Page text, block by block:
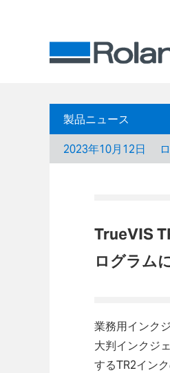
製品ニュース
2023年10月12日
TrueVIS
ログラム
業務用インク
大判インクジ
するTR2イン